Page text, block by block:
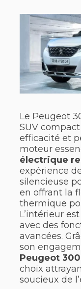
Le Peugeot
SUV
efficacité et
moteur
électrique
expérience
silencieuse
en offrant la
thermique
L’intérieur
avec des
avancées.
son
Peugeot
choix
soucieux de